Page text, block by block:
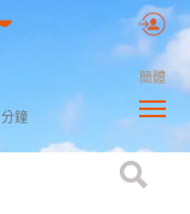
分鐘
簡體